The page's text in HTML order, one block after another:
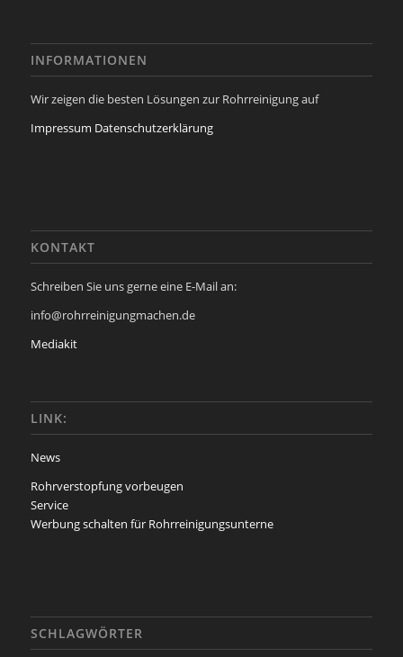
INFORMATIONEN
Wir zeigen die besten Lösungen zur Rohrreinigung auf
Impressum Datenschutzerklärung
KONTAKT
Schreiben Sie uns gerne eine E-Mail an:
info@rohrreinigungmachen.de
Mediakit
LINK:
News
Rohrverstopfung vorbeugen
Service
Werbung schalten für Rohrreinigungsunterne
SCHLAGWÖRTER